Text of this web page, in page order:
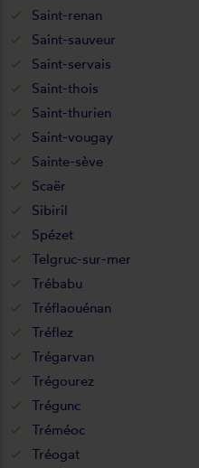
Saint-renan
Saint-sauveur
Saint-servais
Saint-thois
Saint-thurien
Saint-vougay
Sainte-sève
Scaër
Sibiril
Spézet
Telgruc-sur-mer
Trébabu
Tréflaouénan
Tréflez
Trégarvan
Trégourez
Trégunc
Tréméoc
Tréogat